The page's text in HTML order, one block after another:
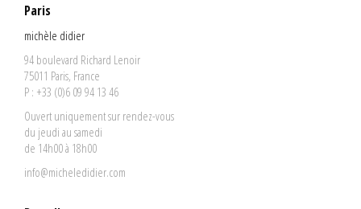
Paris
michèle didier
94 boulevard Richard Lenoir
75011 Paris, France
P : +33 (0)6 09 94 13 46
Ouvert uniquement sur rendez-vous
du jeudi au samedi
de 14h00 à 18h00
info@micheledidier.com